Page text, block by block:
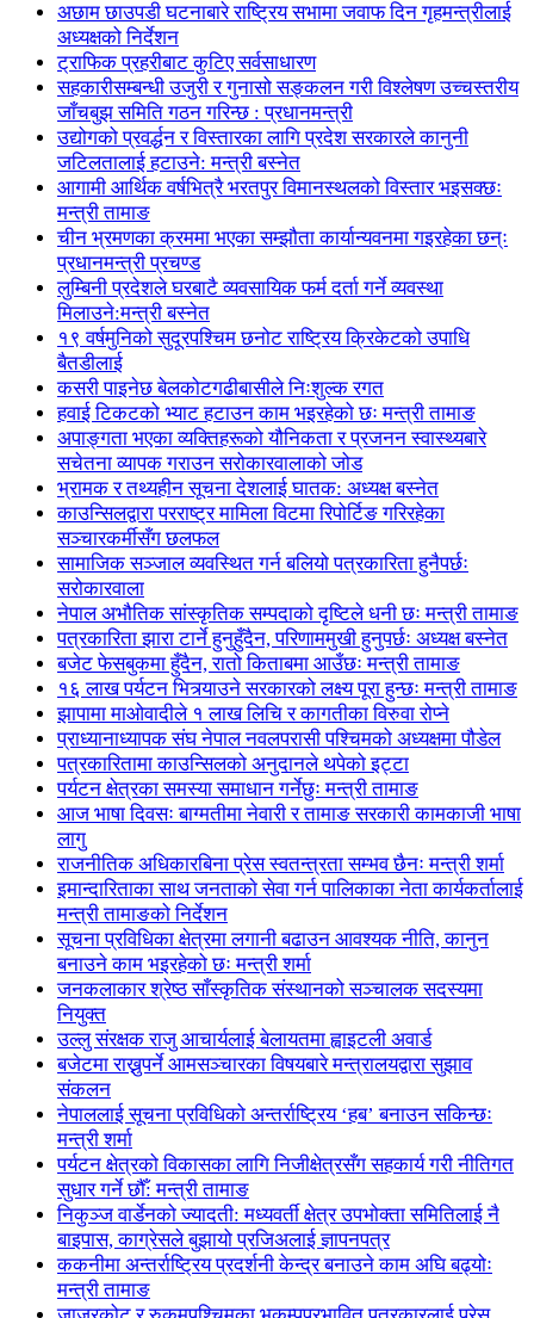
अछाम छाउपडी घटनाबारे राष्ट्रिय सभामा जवाफ दिन गृहमन्त्रीलाई
अध्यक्षको निर्देशन
ट्राफिक प्रहरीबाट कुटिए सर्वसाधारण
सहकारीसम्बन्धी उजुरी र गुनासो सङ्कलन गरी विश्लेषण उच्चस्तरीय
जाँचबुझ समिति गठन गरिन्छ : प्रधानमन्त्री
उद्योगको प्रवर्द्धन र विस्तारका लागि प्रदेश सरकारले कानुनी
जटिलतालाई हटाउने: मन्त्री बस्नेत
आगामी आर्थिक वर्षभित्रै भरतपुर विमानस्थलको विस्तार भइसक्छः
मन्त्री तामाङ
चीन भ्रमणका क्रममा भएका सम्झौता कार्यान्यवनमा गइरहेका छन्ः
प्रधानमन्त्री प्रचण्ड
लुम्बिनी प्रदेशले घरबाटै व्यवसायिक फर्म दर्ता गर्ने व्यवस्था
मिलाउने:मन्त्री बस्नेत
१९ वर्षमुनिको सुदूरपश्चिम छनोट राष्ट्रिय क्रिकेटको उपाधि
बैतडीलाई
कसरी पाइनेछ बेलकोटगढीबासीले निःशुल्क रगत
हवाई टिकटको भ्याट हटाउन काम भइरहेको छः मन्त्री तामाङ
अपाङ्गता भएका व्यक्तिहरूको यौनिकता र प्रजनन स्वास्थ्यबारे
सचेतना व्यापक गराउन सरोकारवालाको जोड
भ्रामक र तथ्यहीन सूचना देशलाई घातक: अध्यक्ष बस्नेत
काउन्सिलद्वारा परराष्ट्र मामिला विटमा रिपोर्टिङ गरिरहेका
सञ्चारकर्मीसँग छलफल
सामाजिक सञ्जाल व्यवस्थित गर्न बलियो पत्रकारिता हुनैपर्छः
सरोकारवाला
नेपाल अभौतिक सांस्कृतिक सम्पदाको दृष्टिले धनी छः मन्त्री तामाङ
पत्रकारिता झारा टार्ने हुनुहुँदैन, परिणाममुखी हुनुपर्छः अध्यक्ष बस्नेत
बजेट फेसबुकमा हुँदैन, रातो किताबमा आउँछः मन्त्री तामाङ
१६ लाख पर्यटन भित्र्याउने सरकारको लक्ष्य पूरा हुन्छः मन्त्री तामाङ
झापामा माओवादीले १ लाख लिचि र कागतीका विरुवा रोप्ने
प्राध्यानाध्यापक संघ नेपाल नवलपरासी पश्चिमको अध्यक्षमा पौडेल
पत्रकारितामा काउन्सिलको अनुदानले थपेको इट्टा
पर्यटन क्षेत्रका समस्या समाधान गर्नेछुः मन्त्री तामाङ
आज भाषा दिवसः बाग्मतीमा नेवारी र तामाङ सरकारी कामकाजी भाषा
लागु
राजनीतिक अधिकारबिना प्रेस स्वतन्त्रता सम्भव छैनः मन्त्री शर्मा
इमान्दारिताका साथ जनताकाे सेवा गर्न पालिकाका नेता कार्यकर्तालाई
मन्त्री तामाङको निर्देशन
सूचना प्रविधिका क्षेत्रमा लगानी बढाउन आवश्यक नीति, कानुन
बनाउने काम भइरहेको छः मन्त्री शर्मा
जनकलाकार श्रेष्ठ साँस्कृतिक संस्थानको सञ्चालक सदस्यमा
नियुक्त
उल्लु संरक्षक राजु आचार्यलाई बेलायतमा ह्वाइटली अवार्ड
बजेटमा राख्नुपर्ने आमसञ्चारका विषयबारे मन्त्रालयद्वारा सुझाव
संकलन
नेपाललाई सूचना प्रविधिको अन्तर्राष्ट्रिय ‘हब’ बनाउन सकिन्छः
मन्त्री शर्मा
पर्यटन क्षेत्रको विकासका लागि निजीक्षेत्रसँग सहकार्य गरी नीतिगत
सुधार गर्ने छौँ: मन्त्री तामाङ
निकुञ्ज वार्डेनको ज्यादती: मध्यवर्ती क्षेत्र उपभोक्ता समितिलाई नै
बाइपास, काग्रेसले बुझायो प्रजिअलाई ज्ञापनपत्र
ककनीमा अन्तर्राष्ट्रिय प्रदर्शनी केन्द्र बनाउने काम अघि बढ्योः
मन्त्री तामाङ